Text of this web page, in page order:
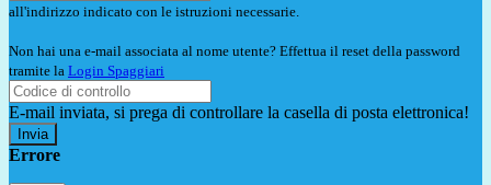
all'indirizzo indicato con le istruzioni necessarie.
Non hai una e-mail associata al nome utente? Effettua il reset della password
tramite la Login Spaggiari
E-mail inviata, si prega di controllare la casella di posta elettronica!
Errore